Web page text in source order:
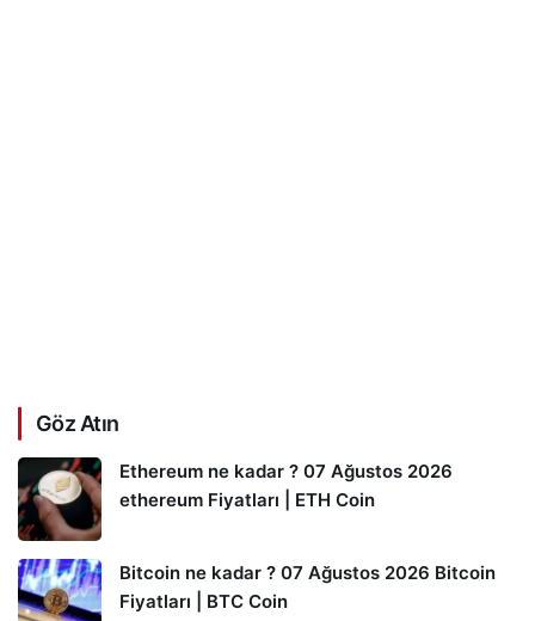
Göz Atın
Ethereum ne kadar ? 07 Ağustos 2026
ethereum Fiyatları | ETH Coin
Bitcoin ne kadar ? 07 Ağustos 2026 Bitcoin
Fiyatları | BTC Coin